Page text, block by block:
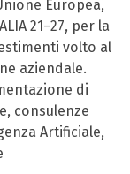
Europea,
21–27, per la
volto al
aziendale.
di
consulenze
Artificiale,